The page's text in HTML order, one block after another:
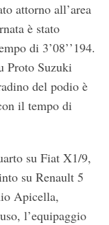
attorno all’area
è stato
di 3’08’’194.
Proto Suzuki
del podio è
il tempo di
su Fiat X1/9,
su Renault 5
Apicella,
l’equipaggio